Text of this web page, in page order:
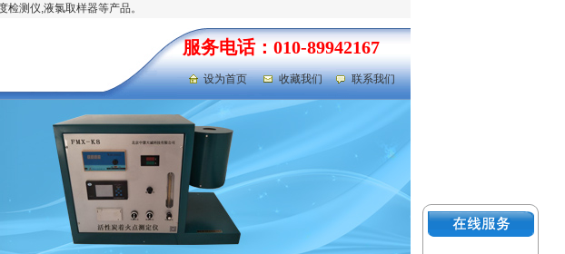
测仪,液氯取样器等产品。
服务电话：010-89942167
设为首页 收藏我们 联系我们
荧光灯
液体比热容测定仪
UKHY-2